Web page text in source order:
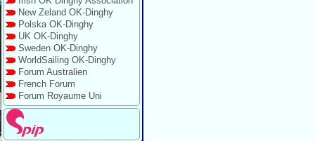
New Zeland OK-Dinghy
Polska OK-Dinghy
UK OK-Dinghy
Sweden OK-Dinghy
WorldSailing OK-Dinghy
Forum Australien
French Forum
Forum Royaume Uni